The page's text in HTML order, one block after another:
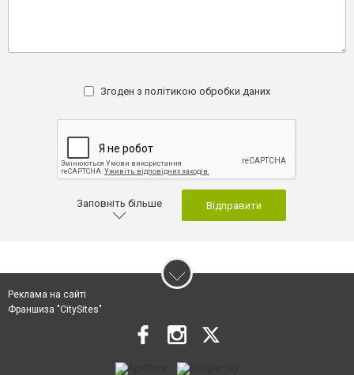
Згоден з політикою обробки даних
Заповніть більше Відправити
Реклама на сайті
Франшиза "CitySites"